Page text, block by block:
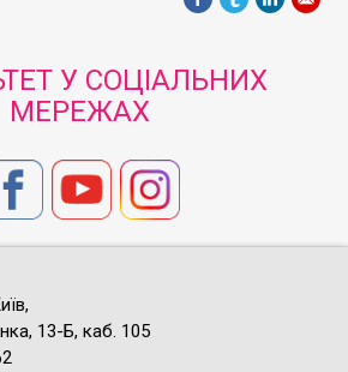
У СОЦІАЛЬНИХ
МЕРЕЖАХ
13-Б, каб. 105